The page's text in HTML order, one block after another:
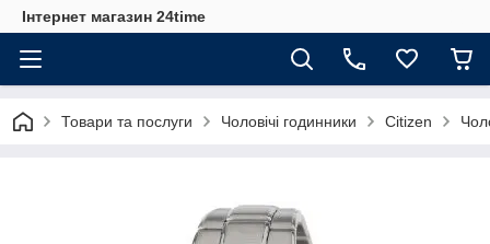
Інтернет магазин 24time
Товари та послуги Чоловічі годинники Citizen